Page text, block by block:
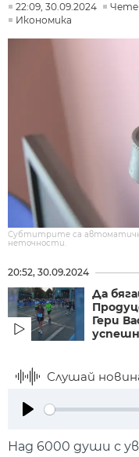
22:09, 30.09.2024
Чете
Икономика
Субтитрите са
неточности.
20:52, 30.09.2024
Да
Гери
Слушай
Над 6000 души с